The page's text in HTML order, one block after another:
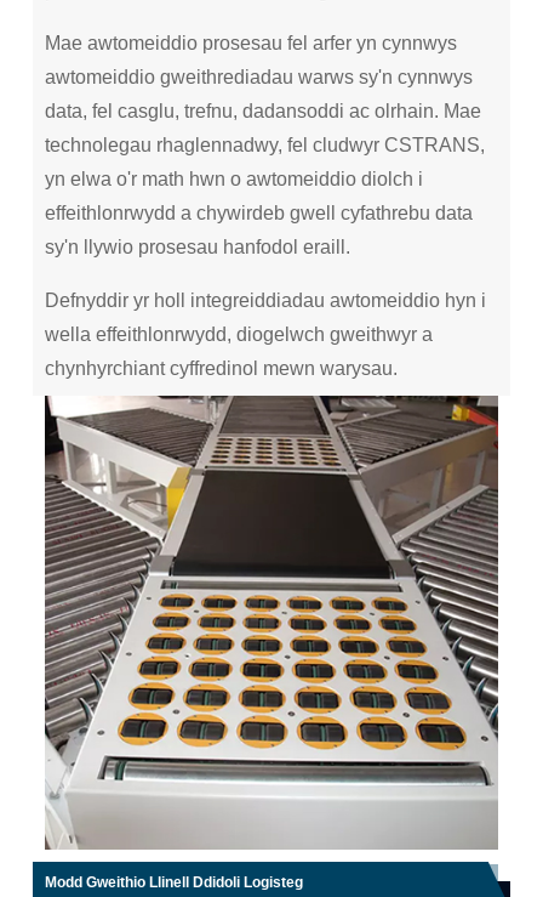
Mae awtomeiddio prosesau fel arfer yn cynnwys
awtomeiddio gweithrediadau warws sy'n cynnwys
data, fel casglu, trefnu, dadansoddi ac olrhain. Mae
technolegau rhaglennadwy, fel cludwyr CSTRANS,
yn elwa o'r math hwn o awtomeiddio diolch i
effeithlonrwydd a chywirdeb gwell cyfathrebu data
sy'n llywio prosesau hanfodol eraill.
Defnyddir yr holl integreiddiadau awtomeiddio hyn i
wella effeithlonrwydd, diogelwch gweithwyr a
chynhyrchiant cyffredinol mewn warysau.
Modd Gweithio Llinell Ddidoli Logisteg